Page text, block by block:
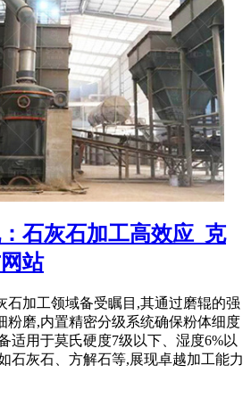
石灰石加工高效应_克
站
石加工领域备受瞩目,其通过磨辊的强
粉磨,内置精密分级系统确保粉体细度
适用于莫氏硬度7级以下、湿度6%以
石灰石、方解石等,展现卓越加工能力